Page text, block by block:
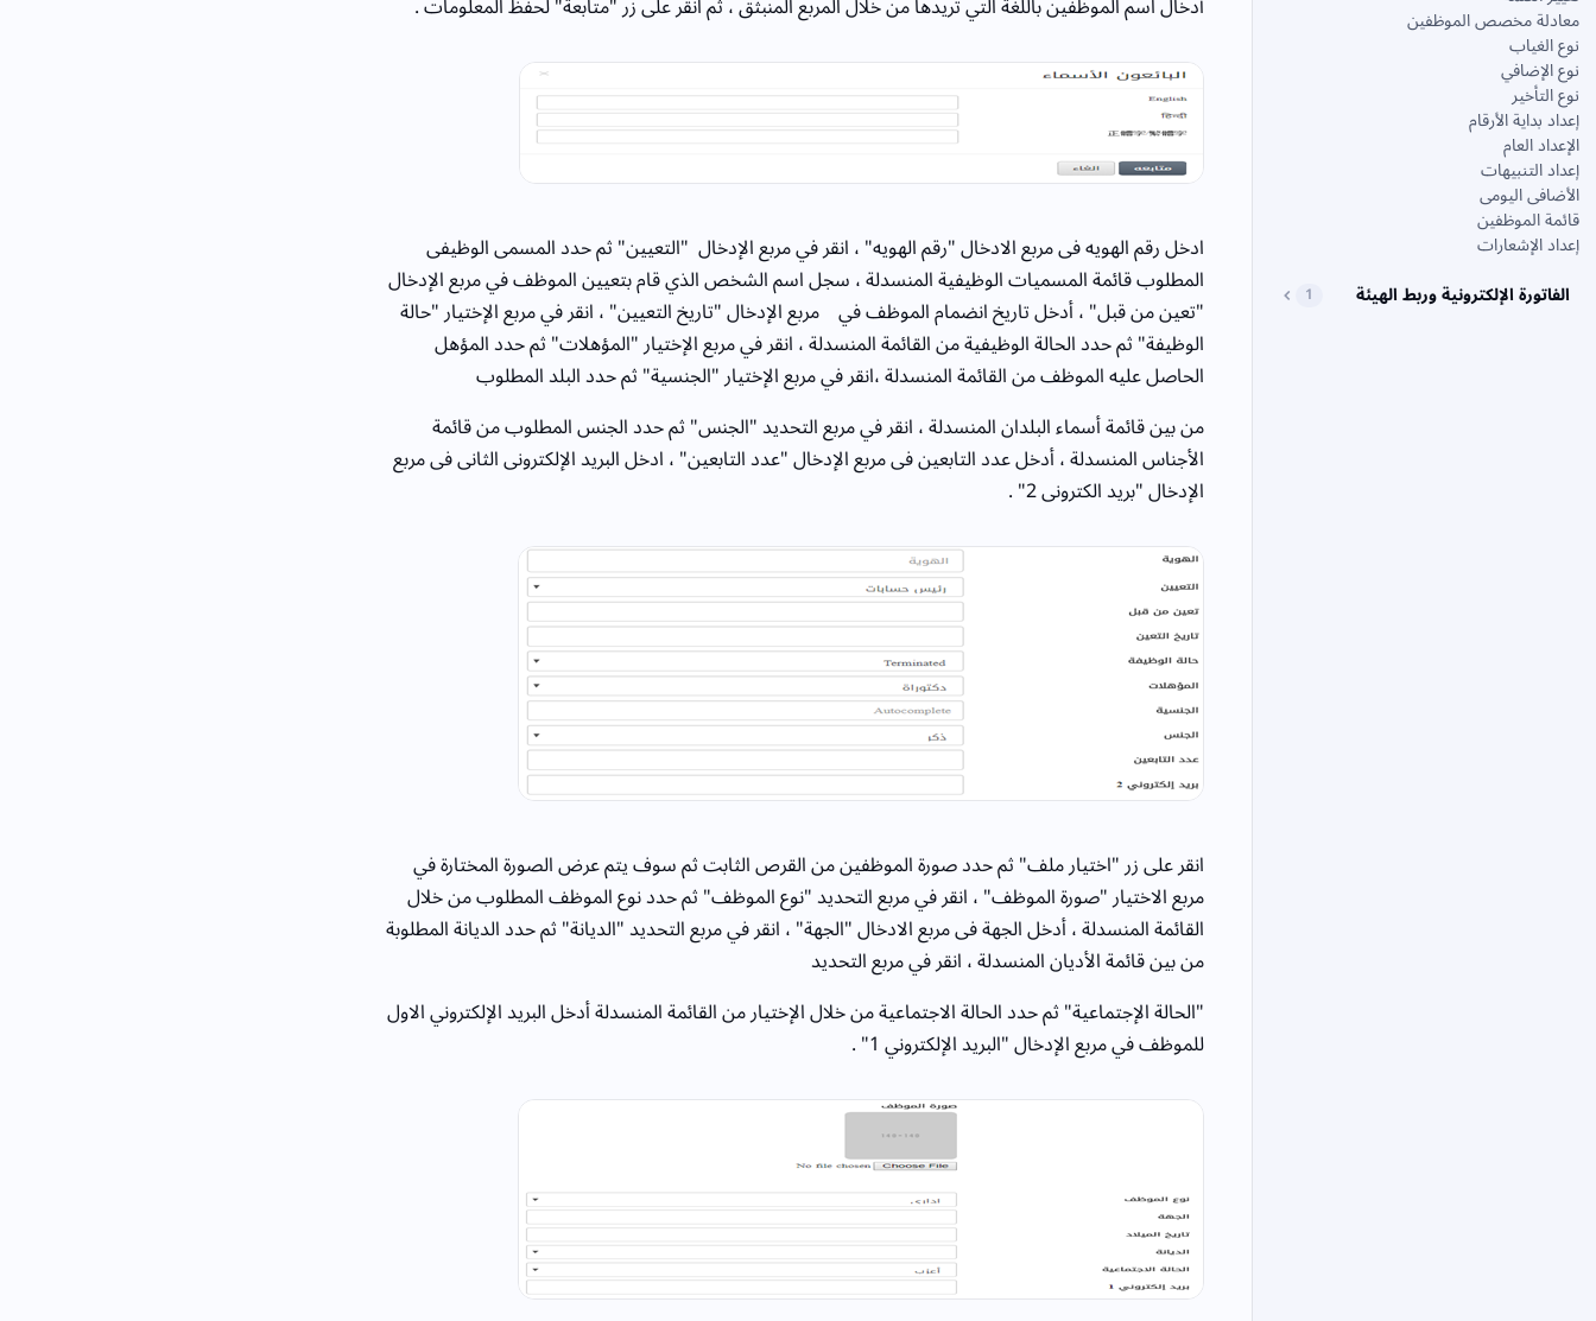
معادلة مخصص الموظفين
نوع الغياب
نوع الإضافي
نوع التأخير
إعداد بداية الأرقام
الإعداد العام
إعداد التنبيهات
الأضافى اليومى
قائمة الموظفين
إعداد الإشعارات
الفاتورة الإلكترونية وربط الهيئة
1
ادخل رقم الهويه فى مربع الادخال "رقم الهويه" ، انقر في مربع الإدخال "التعيين" ثم حدد المسمى الوظيفى
المطلوب قائمة المسميات الوظيفية المنسدلة ، سجل اسم الشخص الذي قام بتعيين الموظف في مربع الإدخال
"تعين من قبل" ، أدخل تاريخ انضمام الموظف في مربع الإدخال "تاريخ التعيين" ، انقر في مربع الإختيار "حالة
الوظيفة" ثم حدد الحالة الوظيفية من القائمة المنسدلة ، انقر في مربع الإختيار "المؤهلات" ثم حدد المؤهل
الحاصل عليه الموظف من القائمة المنسدلة ،انقر في مربع الإختيار "الجنسية" ثم حدد البلد المطلوب
من بين قائمة أسماء البلدان المنسدلة ، انقر في مربع التحديد "الجنس" ثم حدد الجنس المطلوب من قائمة
الأجناس المنسدلة ، أدخل عدد التابعين فى مربع الإدخال "عدد التابعين" ، ادخل البريد الإلكترونى الثانى فى مربع
الإدخال "بريد الكترونى 2" .
انقر على زر "اختيار ملف" ثم حدد صورة الموظفين من القرص الثابت ثم سوف يتم عرض الصورة المختارة في
مربع الاختيار "صورة الموظف" ، انقر في مربع التحديد "نوع الموظف" ثم حدد نوع الموظف المطلوب من خلال
القائمة المنسدلة ، أدخل الجهة فى مربع الادخال "الجهة" ، انقر في مربع التحديد "الديانة" ثم حدد الديانة المطلوبة
من بين قائمة الأديان المنسدلة ، انقر في مربع التحديد
"الحالة الإجتماعية" ثم حدد الحالة الاجتماعية من خلال الإختيار من القائمة المنسدلة أدخل البريد الإلكتروني الاول
للموظف في مربع الإدخال "البريد الإلكتروني 1" .